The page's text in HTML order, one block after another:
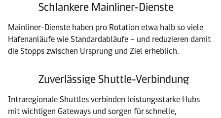
Schlankere Mainliner-Dienste
Mainliner-Dienste haben pro Rotation etwa halb so viele
Hafenanläufe wie Standardabläufe – und reduzieren damit
die Stopps zwischen Ursprung und Ziel erheblich.
Zuverlässige Shuttle-Verbindung
Intraregionale Shuttles verbinden leistungsstarke Hubs
mit wichtigen Gateways und sorgen für schnelle,